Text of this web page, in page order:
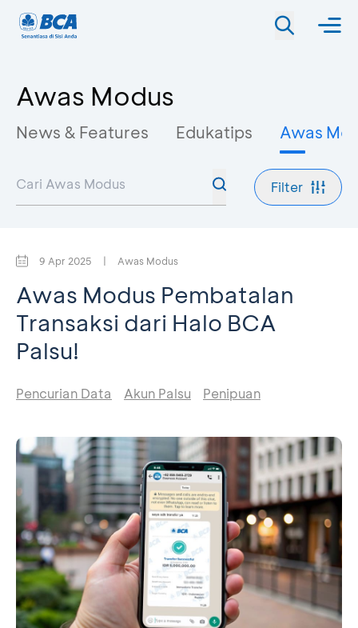
Awas Modus
News & Features Edukatips Awas
Filter
9 Apr 2025 | Awas Modus
Awas Modus Pembatalan
Transaksi dari Halo BCA
Palsu!
Pencurian Data Akun Palsu Penipuan